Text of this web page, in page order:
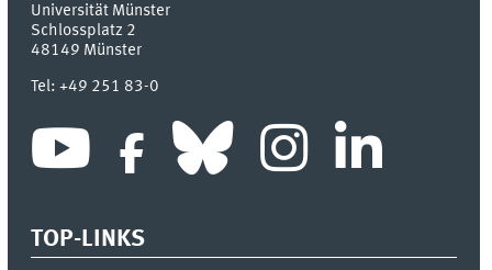
Universität Münster
Schlossplatz 2
48149 Münster
Tel:+49 251 83-0
TOP-LINKS